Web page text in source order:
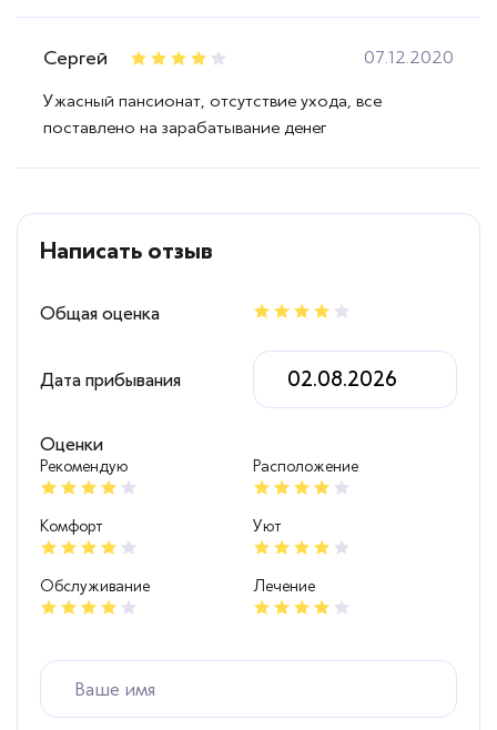
Сергей 07.12.2020
Ужасный пансионат, отсутствие ухода, все
поставлено на зарабатывание денег
Написать отзыв
Общая оценка
Дата прибывания
Оценки
Рекомендую Расположение
Комфорт Уют
Обслуживание Лечение